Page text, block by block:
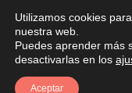
Curso
Política de privacidad
Condiciones de
Utilizamos cookies
nuestra web.
Puedes aprender más
desactivarlas en los
Aceptar